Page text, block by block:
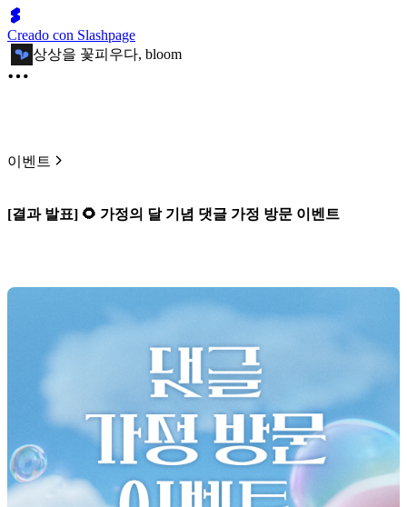
Creado con Slashpage
상상을 꽃피우다, bloom
이벤트
[결과 발표] 🌻 가정의 달 기념 댓글 가정 방문 이벤트